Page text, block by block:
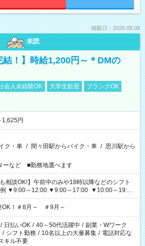
掲載日：2026.08.08
未読
結！】時給1,200円～＊DMの
会人未経験OK 大学生歓迎
ブランクOK
1,625円
ク・車 / 間々田駅からバイク・車 / 思川駅から
ーなど ■勤務地選べます
相談OK!】午前中のみや18時以降などのシフト
例 ▼9:00～12:00 ▼9:00～17:00 ▼10:00～19:00
OK！＃8月～ ＃9月～
/ 日払いOK / 40～50代活躍中 / 副業・Wワーク
/ シフト勤務 / 10名以上の大量募集 / 電話対応な
キル不要